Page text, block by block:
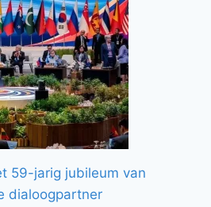
59-jarig jubileum van
dialoogpartner